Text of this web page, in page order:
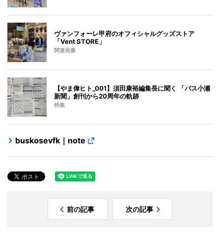
ヴァンフォーレ甲府のオフィシャルグッズストア
「Vent STORE」
関連画像
【やま偉ヒト_001】須田康裕編集長に聞く 「バス小瀬
新聞」創刊から20周年の軌跡
特集
buskosevfk｜note
前の記事 次の記事